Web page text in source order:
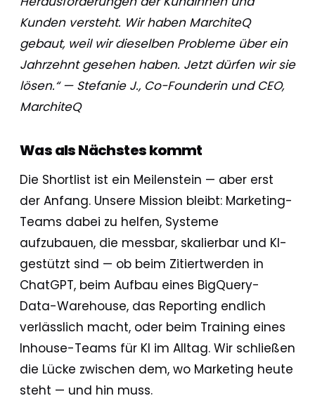
Kunden versteht. Wir haben MarchiteQ
gebaut, weil wir dieselben Probleme über ein
Jahrzehnt gesehen haben. Jetzt dürfen wir sie
lösen.“ — Stefanie J., Co-Founderin und CEO,
MarchiteQ
Was als Nächstes kommt
Die Shortlist ist ein Meilenstein — aber erst
der Anfang. Unsere Mission bleibt: Marketing-
Teams dabei zu helfen, Systeme
aufzubauen, die messbar, skalierbar und KI-
gestützt sind — ob beim Zitiertwerden in
ChatGPT, beim Aufbau eines BigQuery-
Data-Warehouse, das Reporting endlich
verlässlich macht, oder beim Training eines
Inhouse-Teams für KI im Alltag. Wir schließen
die Lücke zwischen dem, wo Marketing heute
steht — und hin muss.